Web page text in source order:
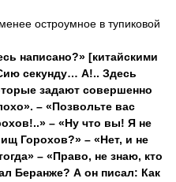
остроумное в тупиковой
написано?» [китайскими
секунду… А!.. Здесь
задают совершенно
– «Позвольте вас
– «Ну что вы! Я не
Горохов?» – «Нет, и не
– «Право, не знаю, кто
Беранже? А он писал: Как